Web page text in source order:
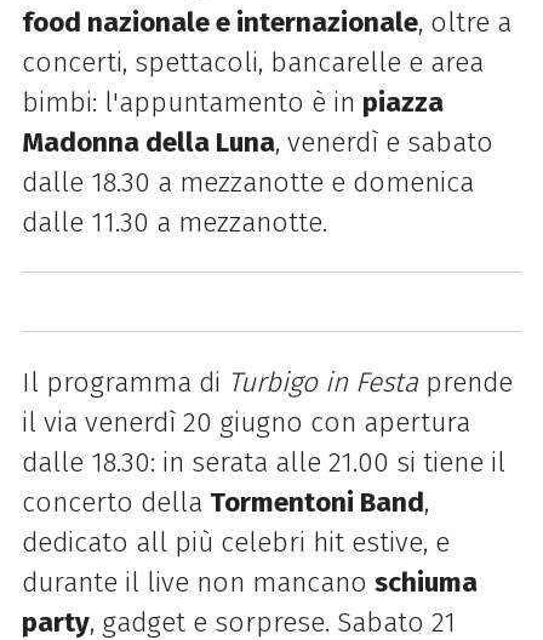
food nazionale e internazionale, oltre a
concerti, spettacoli, bancarelle e area
bimbi: l'appuntamento è in piazza
Madonna della Luna, venerdì e sabato
dalle 18.30 a mezzanotte e domenica
dalle 11.30 a mezzanotte.
Il programma di Turbigo in Festaprende
il via venerdì 20 giugno con apertura
dalle 18.30: in serata alle 21.00 si tiene il
concerto della Tormentoni Band,
dedicato all più celebri hit estive, e
durante il live non mancano schiuma
party, gadget e sorprese. Sabato 21